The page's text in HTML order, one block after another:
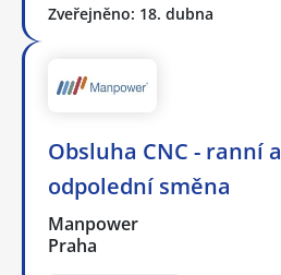
Zveřejněno: 18. dubna
Obsluha CNC - ranní a
odpolední směna
Manpower
Praha